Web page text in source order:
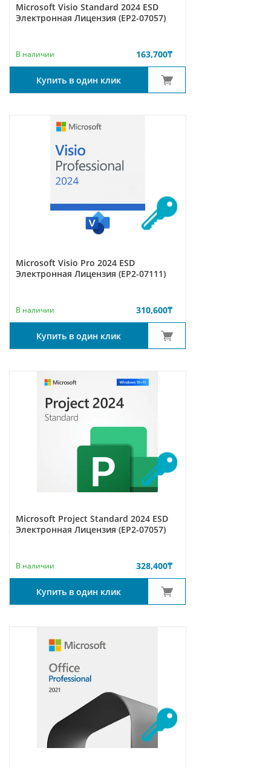
Microsoft Visio Standard 2024 ESD
Электронная Лицензия (EP2-07057)
В наличии 163,700₸
Купить в один клик
Microsoft Visio Pro 2024 ESD
Электронная Лицензия (EP2-07111)
В наличии 310,600₸
Купить в один клик
Microsoft Project Standard 2024 ESD
Электронная Лицензия (EP2-07057)
В наличии 328,400₸
Купить в один клик